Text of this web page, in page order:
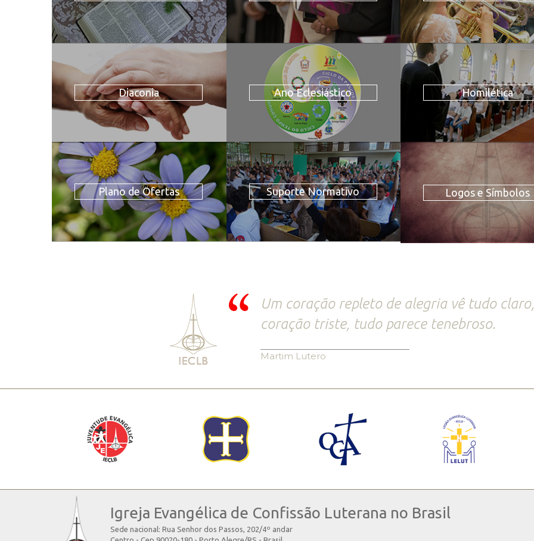
Diaconia Ano Eclesiástico Homilética
Plano de Ofertas Suporte Normativo Logos e Símbolos
Um coração repleto de alegria vê tudo
coração triste, tudo parece tenebroso.
Martim Lutero
Igreja Evangélica de Confissão Luterana no Brasil
Sede nacional: Rua Senhor dos Passos, 202/4º andar